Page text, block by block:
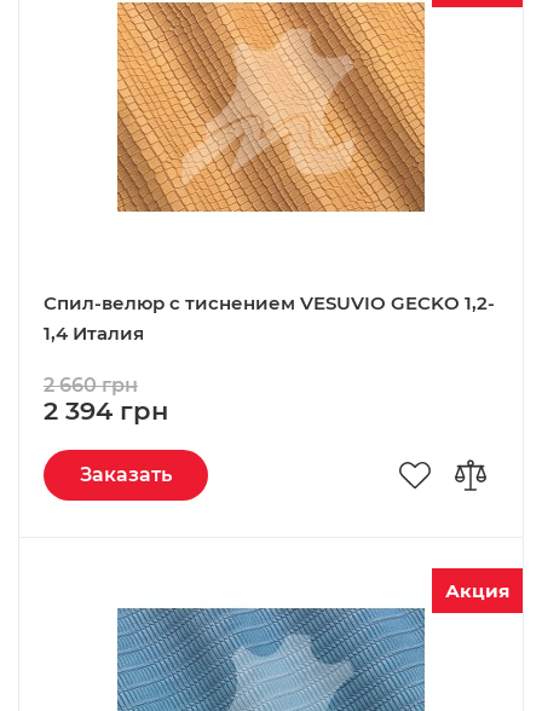
Спил-велюр c тиснением VESUVIO GECKO 1,2-
1,4 Италия
2 394 грн
2 660 грн
Заказать
Акция